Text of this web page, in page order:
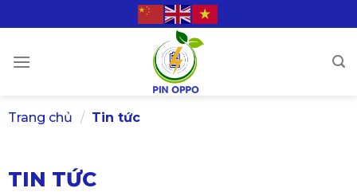
to
Trang chủ / Tin tức
TIN TỨC